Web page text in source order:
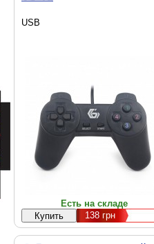
USB
Есть на складе
138грн